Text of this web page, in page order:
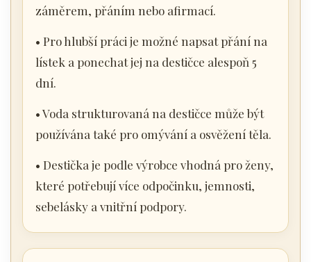
záměrem, přáním nebo afirmací.
• Pro hlubší práci je možné napsat přání na
lístek a ponechat jej na destičce alespoň 5
dní.
• Voda strukturovaná na destičce může být
používána také pro omývání a osvěžení těla.
• Destička je podle výrobce vhodná pro ženy,
které potřebují více odpočinku, jemnosti,
sebelásky a vnitřní podpory.